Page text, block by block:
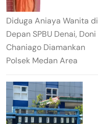
Diduga Aniaya Wanita di
Depan SPBU Denai, Doni
Chaniago Diamankan
Polsek Medan Area